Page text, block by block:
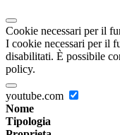
Cookie necessari per il
I cookie necessari per il
disabilitati. È possibile
policy.
youtube.com
Nome
Tipologia